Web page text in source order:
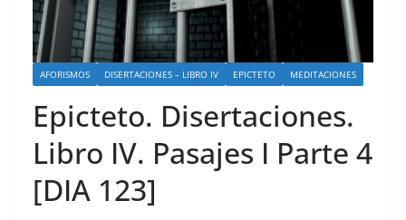
AFORISMOS DISERTACIONES – LIBRO IV EPICTETO MEDITACIONES
Epicteto. Disertaciones.
Libro IV. Pasajes I Parte 4
[DIA 123]